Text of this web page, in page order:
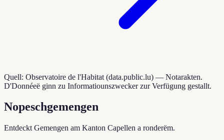
Quell: Observatoire de l'Habitat (data.public.lu) — Notarakten.
D'Donnéeë ginn zu Informatiounszwecker zur Verfügung gestallt.
Nopeschgemengen
Entdeckt Gemengen am Kanton Capellen a ronderëm.